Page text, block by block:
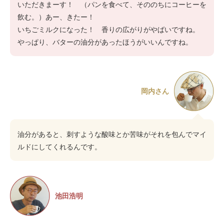
いただきまーす！ （パンを食べて、そののちにコーヒーを
飲む。）あー、きたー！
いちごミルクになった！ 香りの広がりがやばいですね。
やっぱり、バターの油分があったほうがいいんですね。
岡内さん
油分があると、刺すような酸味とか苦味がそれを包んでマイ
ルドにしてくれるんです。
池田浩明